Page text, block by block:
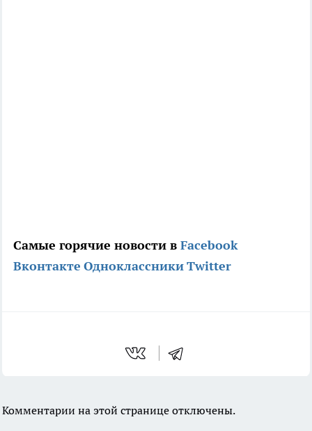
Самые горячие новости в Facebook
Вконтакте ОдноклассникиTwitter
Комментарии на этой странице отключены.